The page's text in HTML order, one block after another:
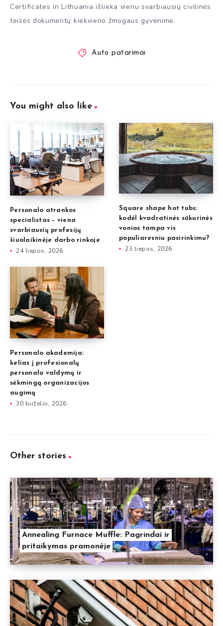
Certificates in Lithuania išlieka vienu svarbiausių civilinės
teisės dokumentų kiekvieno žmogaus gyvenime.
Auto patarimai
You might also like
Personalo atrankos
specialistas – viena
svarbiausių profesijų
šiuolaikinėje darbo rinkoje
24 liepos, 2026
Square shape hot tubs:
kodėl kvadratinės sūkurinės
vonios tampa vis
populiaresniu pasirinkimu?
23 liepos, 2026
Personalo akademija:
kelias į profesionalų
personalo valdymą ir
sėkmingą organizacijos
augimą
30 birželio, 2026
Other stories
Annealing Furnace Muffle: Pagrindai ir
pritaikymas pramonėje